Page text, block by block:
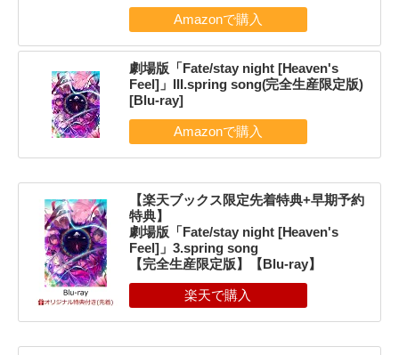
劇場版「Fate/stay night [Heaven's
Feel]」III.spring song(完全生産限定版)
[Blu-ray]
【楽天ブックス限定先着特典+早期予約
特典】
劇場版「Fate/stay night [Heaven's
Feel]」3.spring song
【完全生産限定版】【Blu-ray】